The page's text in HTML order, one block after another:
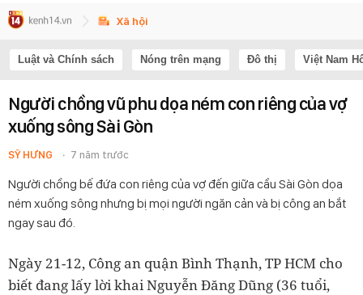
Xã hội
Luật và Chính sách Nóng trên mạng Đô thị Việt Nam
Người chồng vũ phu dọa ném con riêng của vợ
xuống sông Sài Gòn
SỸ HƯNG 7 năm trước
Người chồng bế đứa con riêng của vợ đến giữa cầu Sài Gòn dọa
ném xuống sông nhưng bị mọi người ngăn cản và bị công an bắt
ngay sau đó.
Ngày 21-12, Công an quận Bình Thạnh, TP HCM cho
biết đang lấy lời khai Nguyễn Đăng Dũng (36 tuổi,